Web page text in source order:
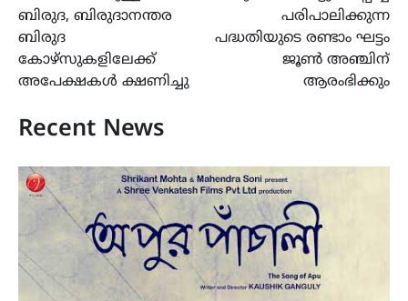
ബിരുദ, ബിരുദാനന്തര
ബിരുദ
കോഴ്സുകളിലേക്ക്
അപേക്ഷകള്‍ ക്ഷണിച്ചു
പരിപാലിക്കുന്ന
പദ്ധതിയുടെ രണ്ടാം ഘട്ടം
ജൂൺ അഞ്ചിന്
ആരംഭിക്കും
Recent News